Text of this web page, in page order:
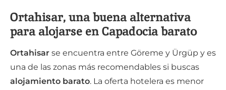
Ortahisar, una buena alternativa
para alojarse en Capadocia barato
Ortahisar se encuentra entre Göreme y Ürgüp y es
una de las zonas más recomendables si buscas
alojamiento barato. La oferta hotelera es menor